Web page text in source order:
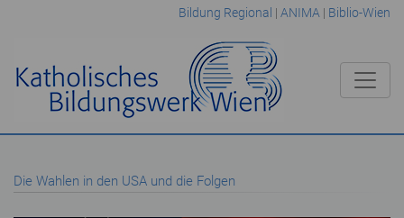
Bildung Regional | ANIMA | Biblio-Wien
Die Wahlen in den USA und die Folgen